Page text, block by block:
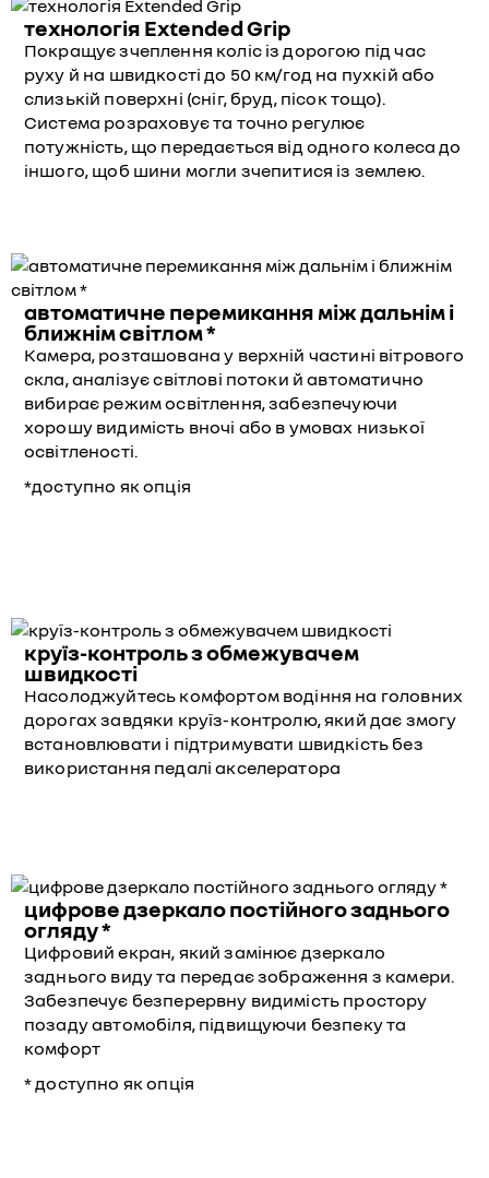
технологія Extended Grip
Покращує зчеплення коліс із дорогою під час
руху й на швидкості до 50 км/год на пухкій або
слизькій поверхні (сніг, бруд, пісок тощо).
Система розраховує та точно регулює
потужність, що передається від одного колеса до
іншого, щоб шини могли зчепитися із землею.
автоматичне перемикання між дальнім і
ближнім світлом *
Камера, розташована у верхній частині вітрового
скла, аналізує світлові потоки й автоматично
вибирає режим освітлення, забезпечуючи
хорошу видимість вночі або в умовах низької
освітленості.
*доступно як опція
круїз-контроль з обмежувачем
швидкості
Насолоджуйтесь комфортом водіння на головних
дорогах завдяки круїз-контролю, який дає змогу
встановлювати і підтримувати швидкість без
використання педалі акселератора
цифрове дзеркало постійного заднього
огляду *
Цифровий екран, який замінює дзеркало
заднього виду та передає зображення з камери.
Забезпечує безперервну видимість простору
позаду автомобіля, підвищуючи безпеку та
комфорт
* доступно як опція